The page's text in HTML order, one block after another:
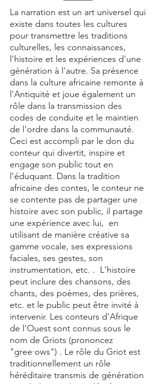
La narration est un art universel qui
existe dans toutes les cultures
pour transmettre les traditions
culturelles, les connaissances,
l'histoire et les expériences d'une
génération à l'autre. Sa présence
dans la culture africaine remonte à
l'Antiquité et joue également un
rôle dans la transmission des
codes de conduite et le maintien
de l'ordre dans la communauté.
Ceci est accompli par le don du
conteur qui divertit, inspire et
engage son public tout en
l'éduquant. Dans la tradition
africaine des contes, le conteur ne
se contente pas de partager une
histoire avec son public, il partage
une expérience avec lui, en
utilisant de manière créative sa
gamme vocale, ses expressions
faciales, ses gestes, son
instrumentation, etc. . L'histoire
peut inclure des chansons, des
chants, des poèmes, des prières,
etc. et le public peut être invité à
intervenir. Les conteurs d'Afrique
de l'Ouest sont connus sous le
nom de Griots (prononcez
"gree·ows") . Le rôle du Griot est
traditionnellement un rôle
héréditaire transmis de génération